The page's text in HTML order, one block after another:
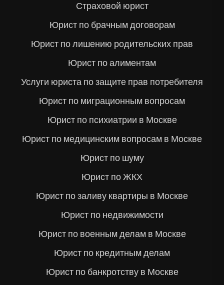
Страховой юрист
Юрист по брачным договорам
Юрист по лишению родительских прав
Юрист по алиментам
Услуги юриста по защите прав потребителя
Юрист по миграционным вопросам
Юрист по психиатрии в Москве
Юрист по медицинским вопросам в Москве
Юрист по шуму
Юрист по ЖКХ
Юрист по заливу квартиры в Москве
Юрист по недвижимости
Юрист по военным делам в Москве
Юрист по кредитным делам
Юрист по банкротству в Москве